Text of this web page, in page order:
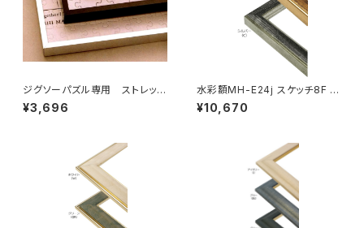
ジグソーパズル専用 ストレッチ
ライン 615×615ミリ （12ボ)
¥3,696
水彩額MH-E24j スケッチ8F 5
20×595ミリ
¥10,670